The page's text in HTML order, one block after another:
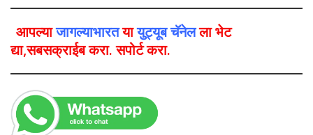
आपल्याजागल्याभारतयायुट्यूब चॅनेलला भेट
द्या,सबसक्राईब करा. सपोर्ट करा.